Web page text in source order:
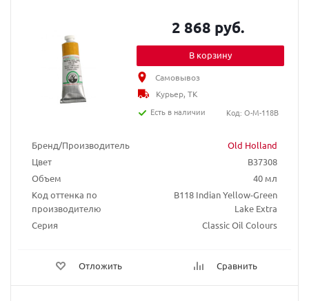
Бренд/Производитель
Old Holland
Цвет
B37308
Объем
40 мл
Код оттенка по
производителю
B118 Indian Yellow-Green
Lake Extra
Серия
Classic Oil Colours
Отложить Сравнить
2 868 руб.
В корзину
Самовывоз
Курьер, ТК
Есть в наличии
Код: O-M-118B